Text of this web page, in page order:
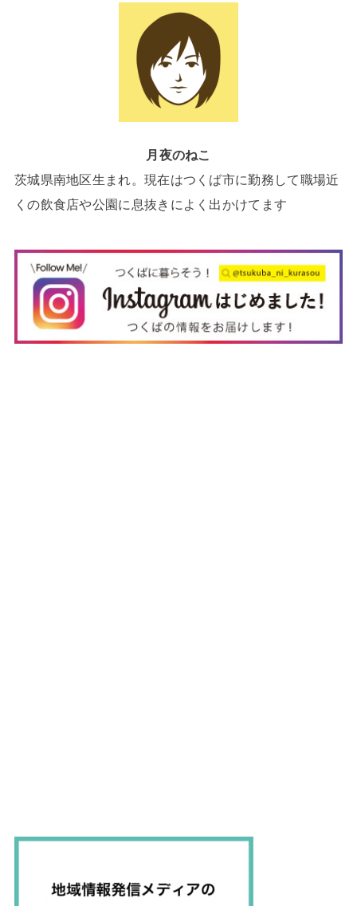
月夜のねこ
茨城県南地区生まれ。現在はつくば市に勤務して職場近
くの飲食店や公園に息抜きによく出かけてます